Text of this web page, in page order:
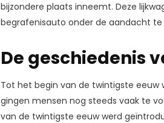
bijzondere plaats inneemt. Deze
begrafenisauto onder de aandacht te
De geschiedenis
Tot het begin van de twintigste eeuw
gingen mensen nog steeds vaak te
van de twintigste eeuw werd